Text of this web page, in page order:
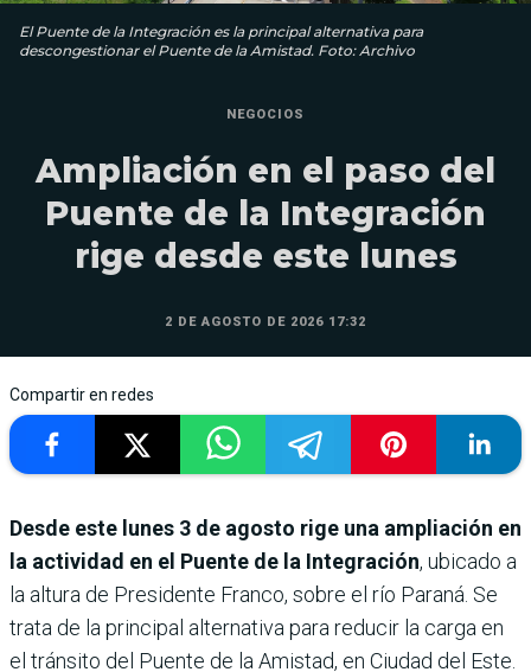
El Puente de la Integración es la principal alternativa para
descongestionar el Puente de la Amistad. Foto: Archivo
NEGOCIOS
Ampliación en el paso del
Puente de la Integración
rige desde este lunes
2 DE AGOSTO DE 2026 17:32
Compartir en redes
Desde este lunes 3 de agosto rige una ampliación en
la actividad en el Puente de la Integración, ubicado a
la altura de Presidente Franco, sobre el río Paraná. Se
trata de la principal alternativa para reducir la carga en
el tránsito del Puente de la Amistad, en Ciudad del Este.